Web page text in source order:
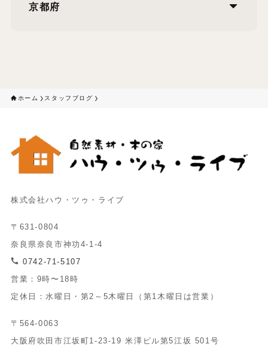
京都府
ホーム スタッフブログ
株式会社ハウ・ツゥ・ライブ
〒631-0804
奈良県奈良市神功4-1-4
0742-71-5107
営業：9時〜18時
定休日：水曜日・第2～5木曜日（第1木曜日は営業）
〒564-0063
大阪府吹田市江坂町1-23-19 米澤ビル第5江坂 501号